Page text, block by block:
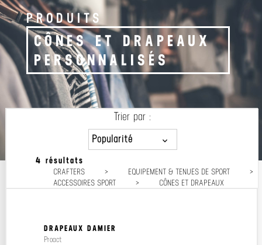
PRODUITS
CÔNES ET DRAPEAUX
PERSONNALISÉS
4 résultats
CRAFTERS > EQUIPEMENT & TENUES DE SPORT
>
ACCESSOIRES SPORT
> CÔNES ET DRAPEAUX
Trier par :
Popularité
Prix décroissant
Prix croissant
DRAPEAUX DAMIER
Proact